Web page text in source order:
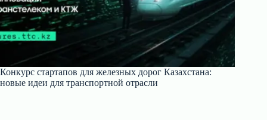
Конкурс стартапов для железных дорог Казахстана:
новые идеи для транспортной отрасли